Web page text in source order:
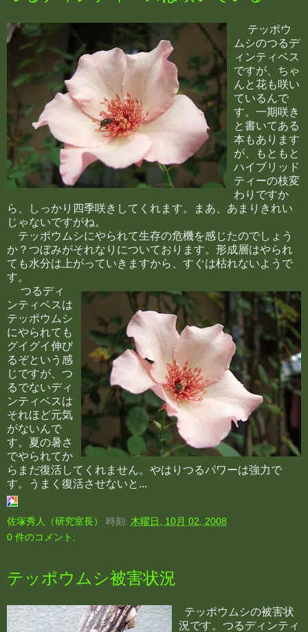
テッポウ
ムシのつるデ
ィンティベス
ですが、ちゃ
んと花も咲い
ているんで
す。一期咲き
と書いてある
本もあります
が、もともと
ハイブリッド
ティーの枝変
わりですか
ら、しっかり四季咲きしてくれます。まあ、あまりきれい
じゃないですがね。
テッポウムシにやられて生存の危機を感じたのでしょう
か？つぼみがそれなりについております。形成層はやられ
ても水分は上がっていきますから、すぐは枯れないようで
す。
つるディ
ンティベスは
テッポウムシ
にやられても
グイグイ伸び
るぞという感
じですが、つ
るでないディ
ンティベスは
それほど元気
がないんで
す。夏の暑さ
でやられてか
らまだ復活してくれません。やはりつるパワーは強力で
す。うまく復活させないと...
佐塚秀人（研究室長） 時刻: 木曜日, 10月 02, 2008
0 件のコメント:
テッポウムシ被害状況
テッポウムシの被害状
況です。つるディンティ